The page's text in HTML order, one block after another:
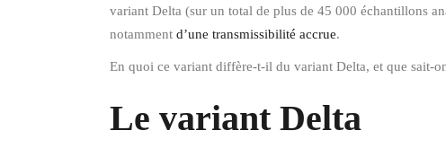
variant Delta (sur un total de plus de 45 000 échantillons
notamment d’une transmissibilité accrue.
En quoi ce variant diffère-t-il du variant Delta, et que sait-
Le variant Delta